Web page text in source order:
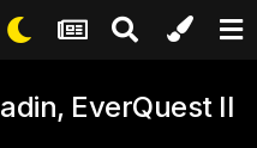
EverQuest II